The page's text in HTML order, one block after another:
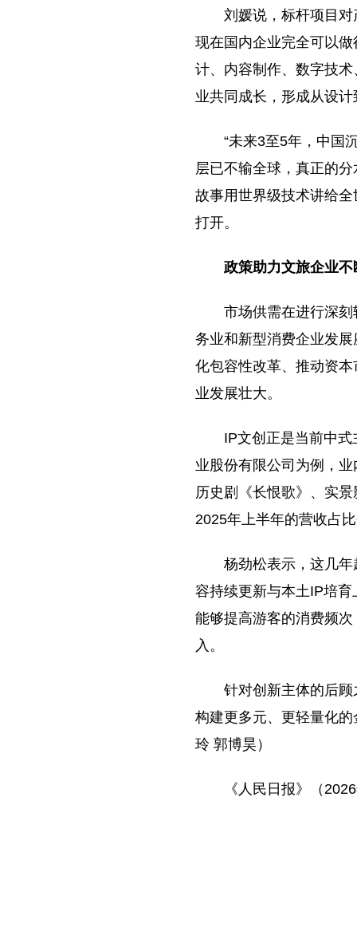
刘媛说，标杆项目
现在国内企业完全可以
计、内容制作、数字技
业共同成长，形成从设
“未来3至5年，中国
层已不输全球，真正的
故事用世界级技术讲给
打开。
政策助力文旅企业
市场供需在进行深
务业和新型消费企业发
化包容性改革、推动资
业发展壮大。
IP文创正是当前中
业股份有限公司为例，
历史剧《长恨歌》、实
2025年上半年的营收占
杨劲松表示，这几
容持续更新与本土IP培
能够提高游客的消费频
入。
针对创新主体的后
构建更多元、更轻量化
玲 郭博昊）
《人民日报》（